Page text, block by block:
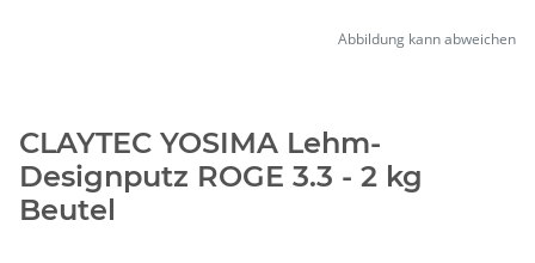
Abbildung kann abweichen
CLAYTEC YOSIMA Lehm-
Designputz ROGE 3.3 - 2 kg
Beutel